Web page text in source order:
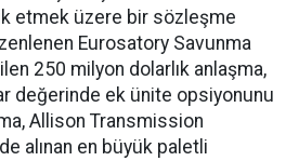
etmek üzere bir sözleşme
Eurosatory Savunma
250 milyon dolarlık anlaşma,
değerinde ek ünite opsiyonunu
Allison Transmission
alınan en büyük paletli